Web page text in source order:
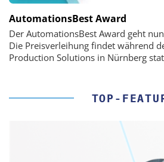
AutomationsBest Award
Der AutomationsBest Award geht
Die Preisverleihung findet während
Production Solutions in Nürnberg
TOP-